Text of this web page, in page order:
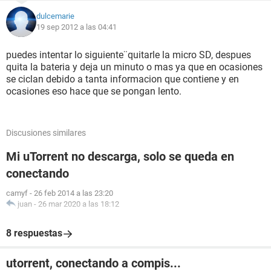
dulcemarie
19 sep 2012 a las 04:41
puedes intentar lo siguiente¨quitarle la micro SD, despues
quita la bateria y deja un minuto o mas ya que en ocasiones
se ciclan debido a tanta informacion que contiene y en
ocasiones eso hace que se pongan lento.
Discusiones similares
Mi uTorrent no descarga, solo se queda en
conectando
camyf - 26 feb 2014 a las 23:20
juan - 26 mar 2020 a las 18:12
8 respuestas
utorrent, conectando a compis...